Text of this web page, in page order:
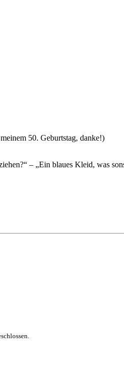
50. Geburtstag, danke!)
– „Ein blaues Kleid, was